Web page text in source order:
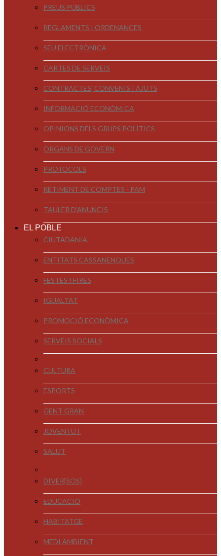
PREUS PÚBLICS
REGLAMENTS I ORDENANCES
SEU ELECTRÒNICA
CARTES DE SERVEIS
CONTRACTES, CONVENIS I AJUTS
INFORMACIÓ ECONÒMICA
OPINIONS DELS GRUPS POLÍTICS
ÒRGANS DE GOVERN
PROTOCOLS
RETIMENT DE COMPTES - PAM
TAULER D'ANUNCIS
EL POBLE
CIUTADANIA
ENTITATS CASSANENQUES
FESTES I FIRES
IGUALTAT
PROMOCIÓ ECONÒMICA
SERVEIS SOCIALS
CULTURA
ESPORTS
GENT GRAN
JOVENTUT
SALUT
DIVER[SOS]
EDUCACIÓ
HABITATGE
MEDI AMBIENT